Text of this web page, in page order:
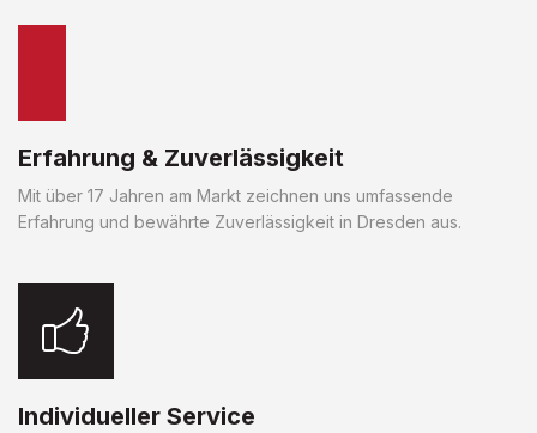
Erfahrung & Zuverlässigkeit
Mit über 17 Jahren am Markt zeichnen uns umfassende
Erfahrung und bewährte Zuverlässigkeit in Dresden aus.
Individueller Service